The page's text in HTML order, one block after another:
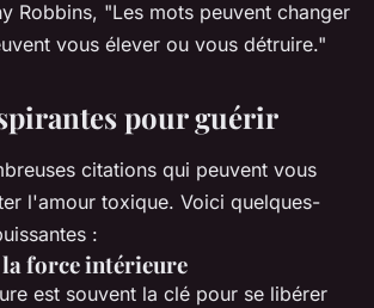
Robbins, "Les mots peuvent changer
vous élever ou vous détruire."
pour guérir
citations qui peuvent vous
l'amour toxique. Voici quelques-
:
force intérieure
est souvent la clé pour se libérer